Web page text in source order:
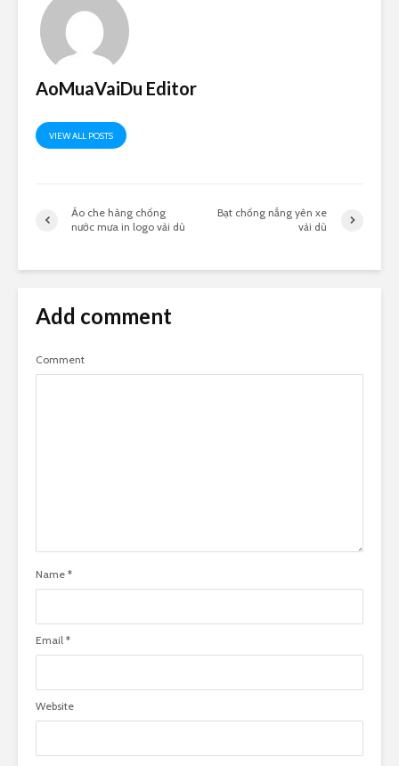
AoMuaVaiDu Editor
VIEW ALL POSTS
Áo che hàng chống
nước mưa in logo vải dù
Bạt chống nắng yên xe
vải dù
Add comment
Comment
Name *
Email *
Website